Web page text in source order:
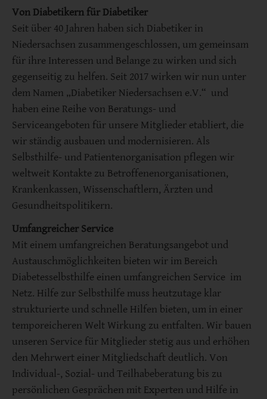
Von Diabetikern für Diabetiker
Seit über 40 Jahren haben sich Diabetiker in
Niedersachsen zusammengeschlossen, um gemeinsam
für ihre Interessen und Belange zu wirken und sich
gegenseitig zu helfen. Seit 2017 wirken wir nun unter
dem Namen „Diabetiker Niedersachsen e.V.“ und
haben eine Reihe von Beratungs- und
Serviceangeboten für unsere Mitglieder etabliert, die
wir ständig ausbauen und modernisieren. Als
Selbsthilfe- und Patientenorganisation pflegen wir
weltweit Kontakte zu Betroffenenorganisationen,
Krankenkassen, Wissenschaftlern, Ärzten und
Gesundheitspolitikern.
Umfangreicher Service
Mit einem umfangreichen Beratungsangebot und
Austauschmöglichkeiten bieten wir im Bereich
Diabetesselbsthilfe einen umfangreichen Service im
Netz. Hilfe zur Selbsthilfe muss heutzutage klar
strukturierte und schnelle Hilfen bieten, um in einer
temporeicheren Welt Wirkung zu entfalten. Wir bauen
unseren Service für Mitglieder stetig aus und erhöhen
den Mehrwert einer Mitgliedschaft deutlich. Von
Individual-, Sozial- und Teilhabeberatung bis zu
persönlichen Gesprächen mit Experten und Hilfe in